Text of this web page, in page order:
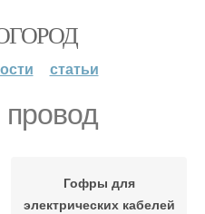
статьи
провод
Гофры для
электрических кабелей